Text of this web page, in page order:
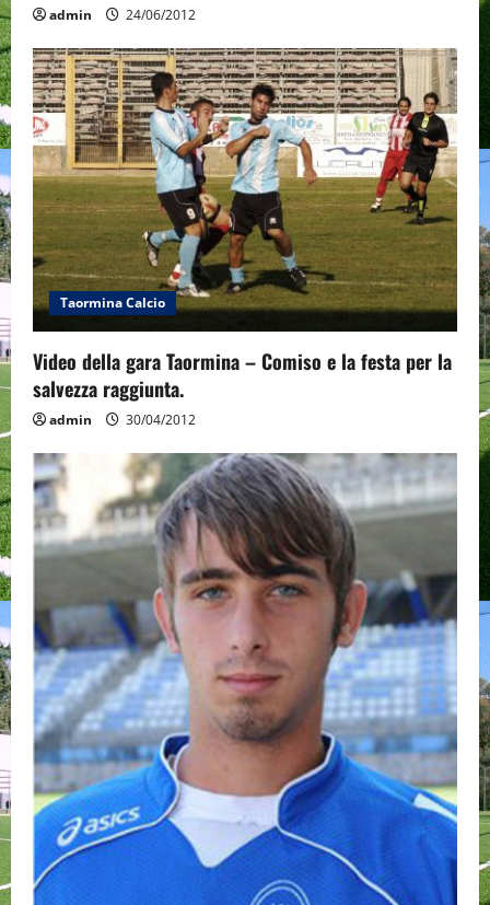
admin 24/06/2012
Taormina Calcio
Video della gara Taormina – Comiso e la festa per la
salvezza raggiunta.
admin 30/04/2012